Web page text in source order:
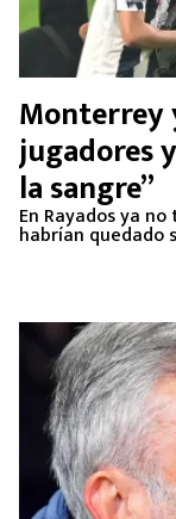
Monterrey
jugadores
la sangre”
En Rayados ya
habrían quedado